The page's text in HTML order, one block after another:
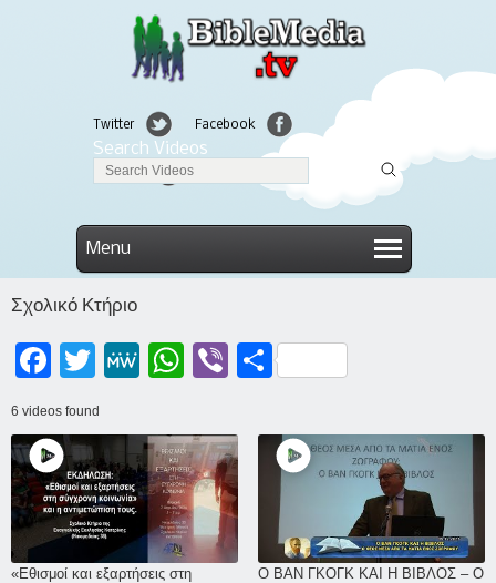
Twitter Facebook
Linkedin
Search Videos
Menu
Σχολικό Κτήριο
Facebook Twitter MeWe WhatsAppViber Μοιραστείτε
6 videos found
«Εθισμοί και εξαρτήσεις στη
Ο ΒΑΝ ΓΚΟΓΚ ΚΑΙ Η ΒΙΒΛΟΣ – Ο